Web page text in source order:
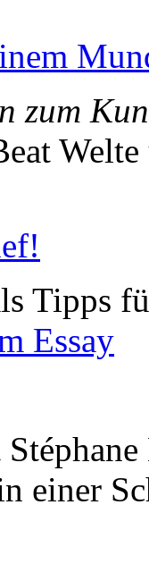
zum
Tipps
Essay
einer